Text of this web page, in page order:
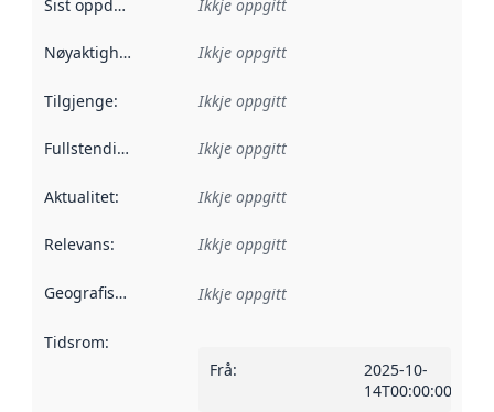
Sist oppdatert Ikkje oppgitt
Nøyaktigheit Ikkje oppgitt
Tilgjenge: Ikkje oppgitt
Fullstendigheit Ikkje oppgitt
Aktualitet: Ikkje oppgitt
Relevans: Ikkje oppgitt
Geografisk område Ikkje oppgitt
Tidsrom:
Frå:
2025-10-
14T00:00:00Z